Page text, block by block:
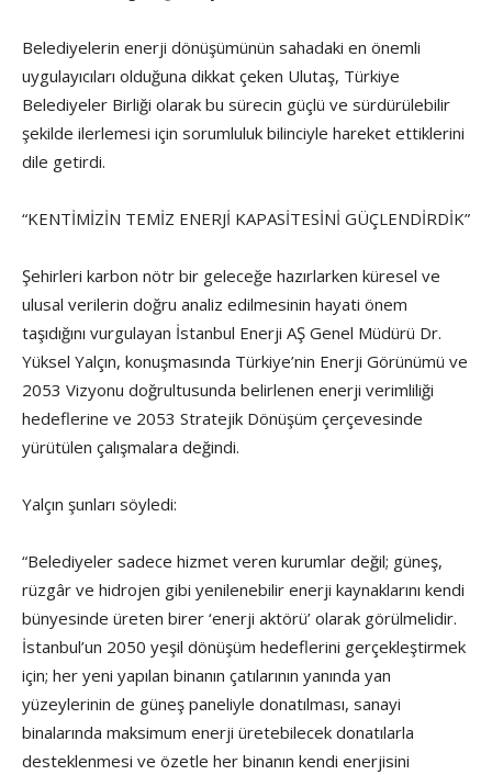
Belediyelerin enerji dönüşümünün sahadaki en önemli
uygulayıcıları olduğuna dikkat çeken Ulutaş, Türkiye
Belediyeler Birliği olarak bu sürecin güçlü ve sürdürülebilir
şekilde ilerlemesi için sorumluluk bilinciyle hareket ettiklerini
dile getirdi.
“KENTİMİZİN TEMİZ ENERJİ KAPASİTESİNİ GÜÇLENDİRDİK”
Şehirleri karbon nötr bir geleceğe hazırlarken küresel ve
ulusal verilerin doğru analiz edilmesinin hayati önem
taşıdığını vurgulayan İstanbul Enerji AŞ Genel Müdürü Dr.
Yüksel Yalçın, konuşmasında Türkiye’nin Enerji Görünümü ve
2053 Vizyonu doğrultusunda belirlenen enerji verimliliği
hedeflerine ve 2053 Stratejik Dönüşüm çerçevesinde
yürütülen çalışmalara değindi.
Yalçın şunları söyledi:
“Belediyeler sadece hizmet veren kurumlar değil; güneş,
rüzgâr ve hidrojen gibi yenilenebilir enerji kaynaklarını kendi
bünyesinde üreten birer ‘enerji aktörü’ olarak görülmelidir.
İstanbul’un 2050 yeşil dönüşüm hedeflerini gerçekleştirmek
için; her yeni yapılan binanın çatılarının yanında yan
yüzeylerinin de güneş paneliyle donatılması, sanayi
binalarında maksimum enerji üretebilecek donatılarla
desteklenmesi ve özetle her binanın kendi enerjisini